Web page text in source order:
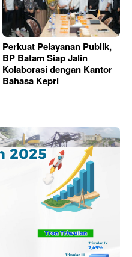
Perkuat Pelayanan Publik,
BP Batam Siap Jalin
Kolaborasi dengan Kantor
Bahasa Kepri